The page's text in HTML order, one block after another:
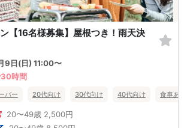
【16名様募集】屋根つき！雨天決
9日(日) 11:00〜
30時間
バー 20代向け 30代向け 40代向け 食事あり
20〜49歳 2,500円